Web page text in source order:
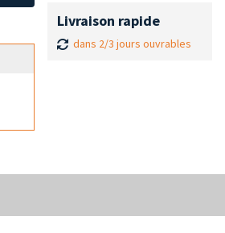
Livraison rapide
dans 2/3 jours ouvrables